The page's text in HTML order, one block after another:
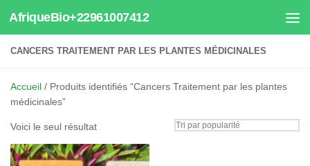
Au dessous du contenu
AfriqueBio+22961007412
CANCERS TRAITEMENT PAR LES PLANTES MÉDICINALES
Accueil / Produits identifiés “Cancers Traitement par les plantes
médicinales”
Voici le seul résultat